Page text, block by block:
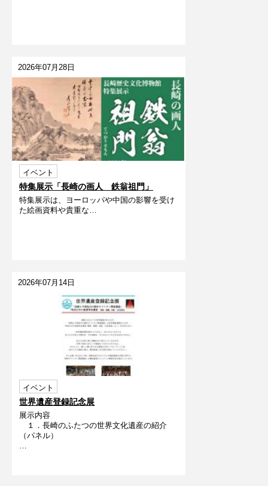
2026年07月28日
イベント
特集展示「長崎の画人 鉄翁祖門」
特集展示は、ヨーロッパや中国の影響を受け
た絵画資料や貴重な…
2026年07月14日
イベント
世界遺産登録記念展
展示内容
１．長崎のふたつの世界文化遺産の紹介
（パネル）